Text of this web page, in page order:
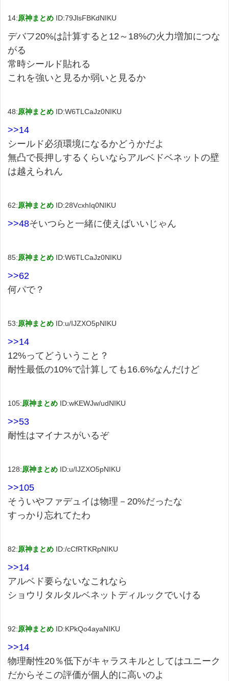
14:原神まとめ ID:79JlsFBKdNIKU
デバフ20%は計算すると12～18%の火力増加につな
がる
常時シールド貼れる
これを強いと見るか弱いと見るか
48:原神まとめ ID:W6TLCaJz0NIKU
>>14
シールド必須環境になるかどうかだよ
無凸で長押しするくらいならアルベドベネットの壁
は越えられん
62:原神まとめ ID:28VcxhIq0NIKU
>>48そいつらと一緒に使えばいいじゃん
85:原神まとめ ID:W6TLCaJz0NIKU
>>62
何パで？
53:原神まとめ ID:u/IJZXO5pNIKU
>>14
12%ってどういうこと？
耐性最低の10%で計算しても16.6%なんだけど
105:原神まとめ ID:wKEWJw/udNIKU
>>53
耐性はマイナスがいるぞ
128:原神まとめ ID:u/IJZXO5pNIKU
>>105
そういやファデュイは物理－20%だったな
すっかり忘れてたわ
82:原神まとめ ID:/cCfRTKRpNIKU
>>14
アルベド要らないなこれなら
ショウリタルタルベネットディルックでいける
92:原神まとめ ID:KPkQo4ayaNIKU
>>14
物理耐性20％低下がキャラスキルとしてはユニーク
だからそこの評価が個人的に高いのよ